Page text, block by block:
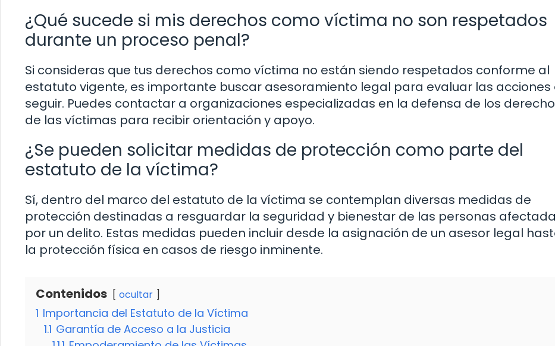
¿Qué sucede si mis derechos como víctima no son respetados
durante un proceso penal?
Si consideras que tus derechos como víctima no están siendo respetados conforme al
estatuto vigente, es importante buscar asesoramiento legal para evaluar las acciones
seguir. Puedes contactar a organizaciones especializadas en la defensa de los
de las víctimas para recibir orientación y apoyo.
¿Se pueden solicitar medidas de protección como parte del
estatuto de la víctima?
Sí, dentro del marco del estatuto de la víctima se contemplan diversas medidas de
protección destinadas a resguardar la seguridad y bienestar de las personas
por un delito. Estas medidas pueden incluir desde la asignación de un asesor legal
la protección física en casos de riesgo inminente.
Contenidos ocultar
1 Importancia del Estatuto de la Víctima
1.1 Garantía de Acceso a la Justicia